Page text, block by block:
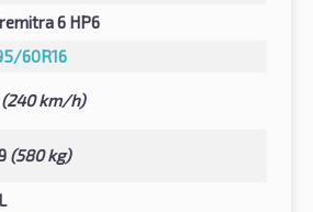
6 HP6
60R16
(240 km/h)
(580 kg)